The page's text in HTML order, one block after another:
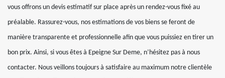
vous offrons un devis estimatif sur place après un rendez-vous fixé au
préalable. Rassurez-vous, nos estimations de vos biens se feront de
manière transparente et professionnelle afin que vous puissiez en tirer un
bon prix. Ainsi, si vous êtes à Epeigne Sur Deme, n’hésitez pas à nous
contacter. Nous veillons toujours à satisfaire au maximum notre clientèle